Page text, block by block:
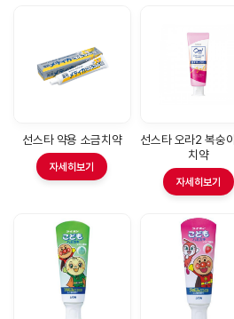
선스타 약용 소금치약
자세히보기
선스타 오라2 복숭
치약
자세히보기